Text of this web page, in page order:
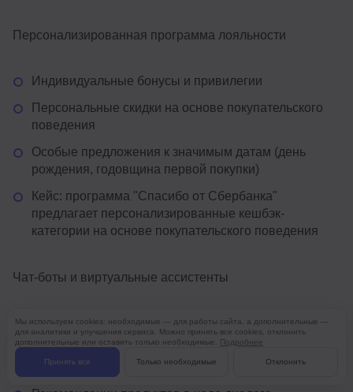
Персонализированная программа лояльности
Индивидуальные бонусы и привилегии
Персональные скидки на основе покупательского
поведения
Особые предложения к значимым датам (день
рождения, годовщина первой покупки)
Кейс: программа "Спасибо от Сбербанка"
предлагает персонализированные кешбэк-
категории на основе покупательского поведения
Чат-боты и виртуальные ассистенты
Персонализированная поддержка клиентов
Помощь в навигации по сайту на основе
интересов пользователя
Мы используем cookies: необходимые — для работы сайта, а дополнительные —
для аналитики и улучшения сервиса. Можно принять все cookies, отклонить
дополнительные или оставить только необходимые. Подробнее
Принять все Только необходимые Отклонить